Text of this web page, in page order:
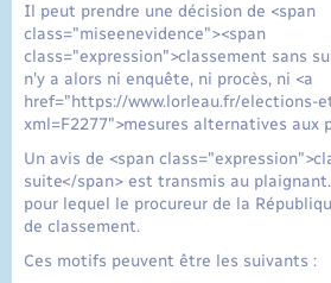
Il peut prendre une décision de <span
class="miseenevidence"><span
class="expression">classement sans
n'y a alors ni enquête, ni procès, ni <a
href="https://www.lorleau.fr/elections-
xml=F2277">mesures alternatives aux
Un avis de <span
suite</span> est transmis au
pour lequel le procureur de la
de classement.
Ces motifs peuvent être les suivants :